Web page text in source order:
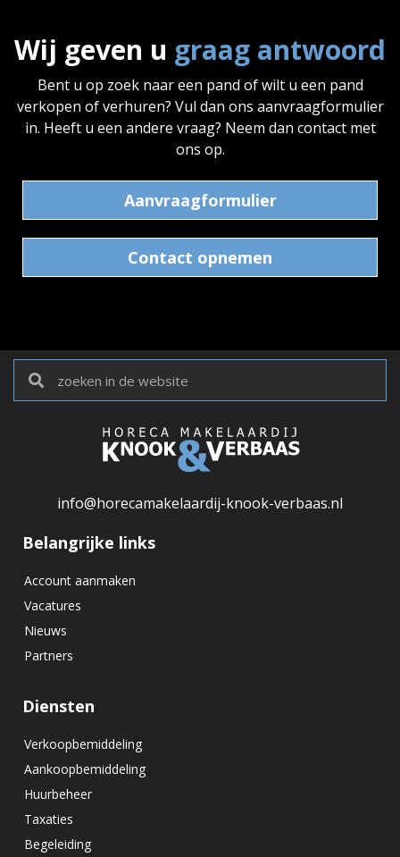
Wij geven u graag antwoord
Bent u op zoek naar een pand of wilt u een pand
verkopen of verhuren? Vul dan ons aanvraagformulier
in. Heeft u een andere vraag? Neem dan contact met
ons op.
Aanvraagformulier
Contact opnemen
info@horecamakelaardij-knook-verbaas.nl
Belangrijke links
Account aanmaken
Vacatures
Nieuws
Partners
Diensten
Verkoopbemiddeling
Aankoopbemiddeling
Huurbeheer
Taxaties
Begeleiding